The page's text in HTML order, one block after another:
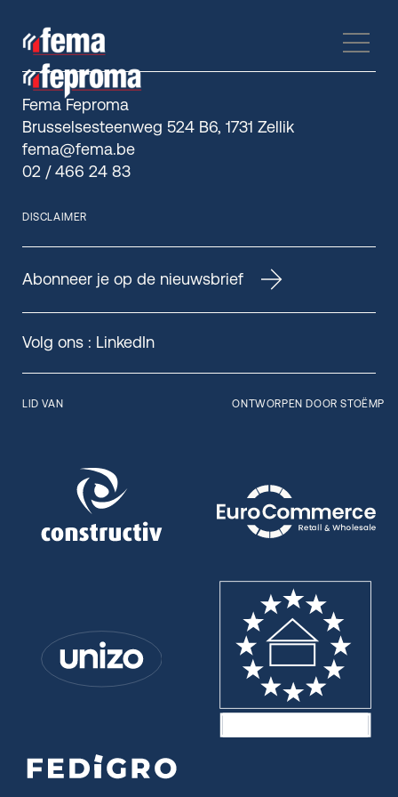
Fema Feproma
Brusselsesteenweg 524 B6, 1731 Zellik
fema@fema.be
02 / 466 24 83
DISCLAIMER
Abonneer je op de nieuwsbrief
Volg ons : LinkedIn
LID VAN ONTWORPEN DOOR STOËMP